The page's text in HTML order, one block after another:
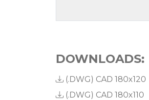
DOWNLOADS:
(.DWG) CAD 180x120
(.DWG) CAD 180x110